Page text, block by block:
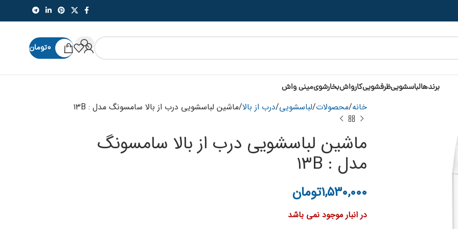
۰تومان
برندهالباسشوییظرفشوییکارواشبخارشویمینی واش
خانه محصولات لباسشویی درب از بالا ماشین لباسشویی درب از بالا سامسونگ مدل : ۱۳B
ماشین لباسشویی درب از بالا سامسونگ
مدل : ۱۳B
۱,۵۳۰,۰۰۰تومان
در انبار موجود نمی باشد